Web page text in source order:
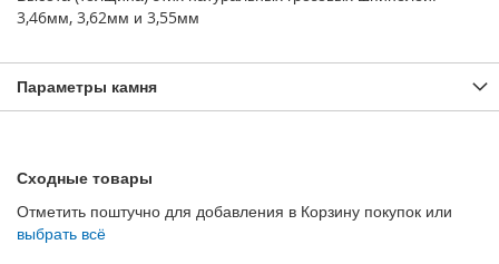
3,46мм, 3,62мм и 3,55мм
Параметры камня
Сходные товары
Отметить поштучно для добавления в Корзину покупок или
выбрать всё